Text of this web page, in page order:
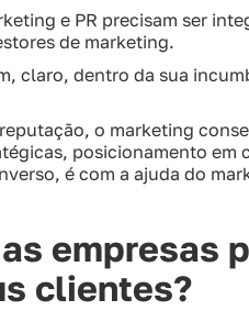
e PR precisam ser
de marketing.
claro, dentro da sua
o marketing
posicionamento em
é com a ajuda do
empresas
clientes?